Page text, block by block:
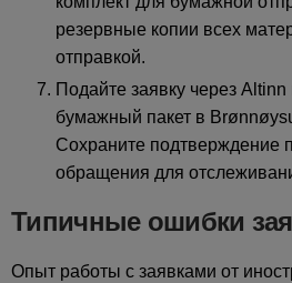
резервные копии всех
отправкой.
Подайте заявку через Altinn
бумажный пакет в
Сохраните подтверждение
обращения для
Типичные ошибки
Опыт работы с заявками от